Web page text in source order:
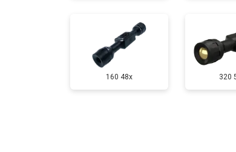
160 48x 320